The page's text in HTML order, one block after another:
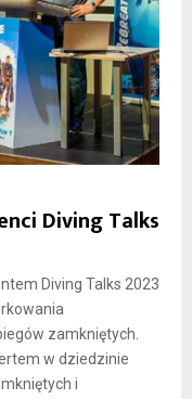
Diving Talks
Diving Talks 2023
zamkniętych.
w dziedzinie
i